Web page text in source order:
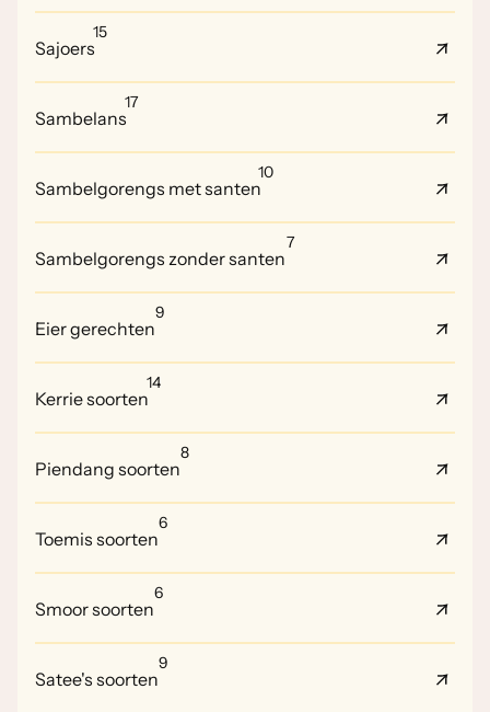
Sajoers
15
Sambelans
17
Sambelgorengs met santen
10
Sambelgorengs zonder santen
7
Eier gerechten
9
Kerrie soorten
14
Piendang soorten
8
Toemis soorten
6
Smoor soorten
6
Satee's soorten
9